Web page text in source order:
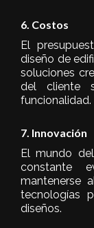
6. Costos
El
diseño de
soluciones
del cliente
funcionalidad.
7. Innovación
El mundo
constante
mantenerse
tecnologías
diseños.